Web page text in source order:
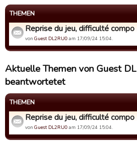
THEMEN
Reprise du jeu, difficulté compo
von Guest DL2RU0 am 17/09/24 15:04.
Aktuelle Themen von Guest
beantwortetet
THEMEN
Reprise du jeu, difficulté compo
von Guest DL2RU0 am 17/09/24 15:04.